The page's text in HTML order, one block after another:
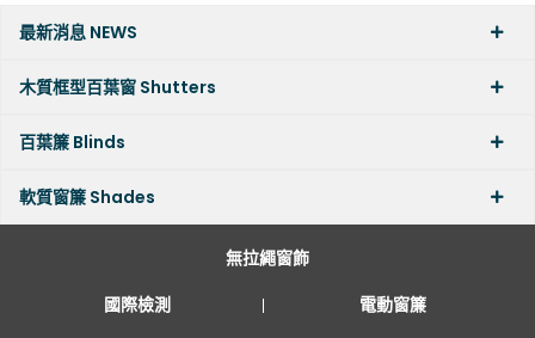
最新消息 NEWS
木質框型百葉窗 Shutters
百葉簾 Blinds
軟質窗簾 Shades
無拉繩窗飾
國際檢測
電動窗簾